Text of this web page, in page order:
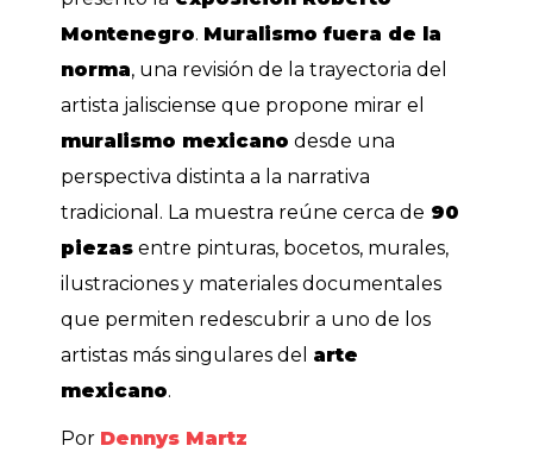
Montenegro. Muralismo fuera de la
norma, una revisión de la trayectoria del
artista jalisciense que propone mirar el
muralismo mexicano desde una
perspectiva distinta a la narrativa
tradicional. La muestra reúne cerca de 90
piezas entre pinturas, bocetos, murales,
ilustraciones y materiales documentales
que permiten redescubrir a uno de los
artistas más singulares del arte
mexicano.
Por Dennys Martz